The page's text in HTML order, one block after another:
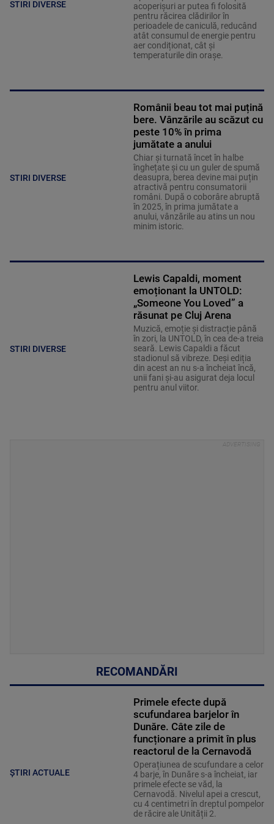
STIRI DIVERSE
acoperișuri ar putea fi folosită
pentru răcirea clădirilor în
perioadele de caniculă, reducând
atât consumul de energie pentru
aer condiționat, cât și
temperaturile din orașe.
STIRI DIVERSE
Românii beau tot mai puțină
bere. Vânzările au scăzut cu
peste 10% în prima
jumătate a anului
Chiar și turnată încet în halbe
înghețate și cu un guler de spumă
deasupra, berea devine mai puțin
atractivă pentru consumatorii
români. După o coborâre abruptă
în 2025, în prima jumătate a
anului, vânzările au atins un nou
minim istoric.
STIRI DIVERSE
Lewis Capaldi, moment
emoționant la UNTOLD:
„Someone You Loved” a
răsunat pe Cluj Arena
Muzică, emoție și distracție până
în zori, la UNTOLD, în cea de-a treia
seară. Lewis Capaldi a făcut
stadionul să vibreze. Deși ediția
din acest an nu s-a încheiat încă,
unii fani și-au asigurat deja locul
pentru anul viitor.
RECOMANDĂRI
ȘTIRI ACTUALE
Primele efecte după
scufundarea barjelor în
Dunăre. Câte zile de
funcționare a primit în plus
reactorul de la Cernavodă
Operațiunea de scufundare a celor
4 barje, în Dunăre s-a încheiat, iar
primele efecte se văd, la
Cernavodă. Nivelul apei a crescut,
cu 4 centimetri în dreptul pompelor
de răcire ale Unității 2.